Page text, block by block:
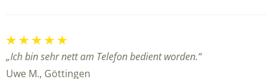
„Ich bin sehr nett am Telefon bedient worden.“
Uwe M., Göttingen